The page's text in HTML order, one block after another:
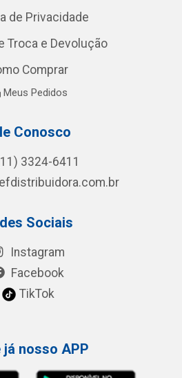
de Privacidade
Troca e Devolução
Comprar
Meus Pedidos
Conosco
3324-6411
Sociais
Instagram
Facebook
TikTok
já nosso APP